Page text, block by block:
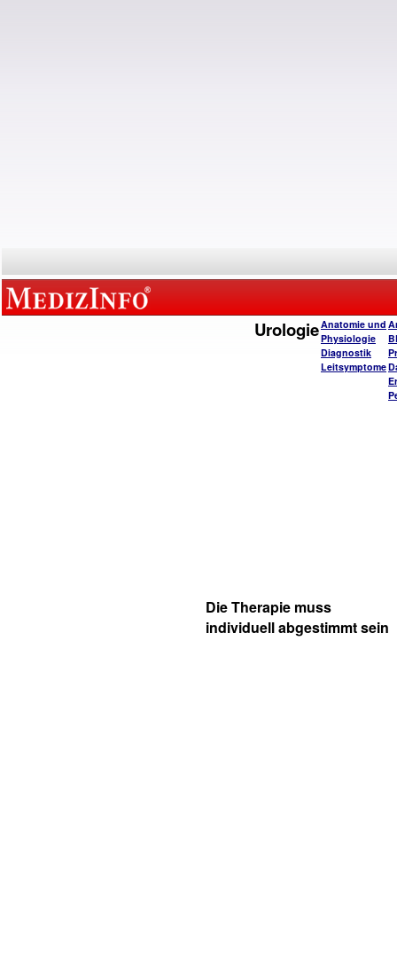
UrologieAnatomie und
Physiologie
Diagnostik
Leitsymptome
Die Therapie muss
individuell abgestimmt sein